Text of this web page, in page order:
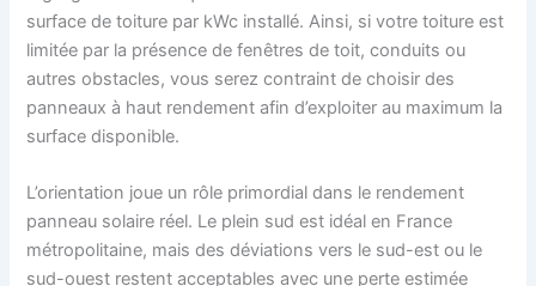
surface de toiture par kWc installé. Ainsi, si votre toiture est
limitée par la présence de fenêtres de toit, conduits ou
autres obstacles, vous serez contraint de choisir des
panneaux à haut rendement afin d’exploiter au maximum la
surface disponible.
L’orientation joue un rôle primordial dans le rendement
panneau solaire réel. Le plein sud est idéal en France
métropolitaine, mais des déviations vers le sud-est ou le
sud-ouest restent acceptables avec une perte estimée